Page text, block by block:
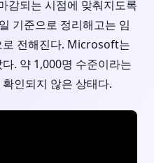
감되는 시점에 맞춰지도록
기준으로 정리해고는 임
로 전해진다. Microsoft는
. 약 1,000명 수준이라는
인되지 않은 상태다.